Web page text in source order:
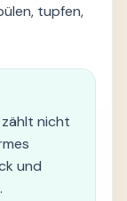
tupfen,
nicht
und